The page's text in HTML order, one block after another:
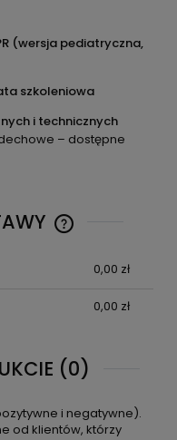
(wersja pediatryczna,
szkoleniowa
i technicznych
– dostępne
CENA NIE
0,00 zł
0,00 zł
(0)
i negatywne).
od klientów, którzy